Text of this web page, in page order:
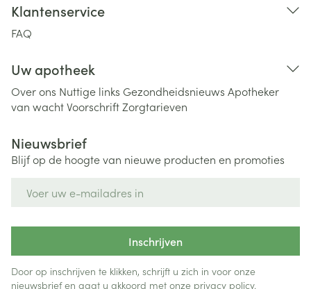
Klantenservice
FAQ
Uw apotheek
Over ons Nuttige links Gezondheidsnieuws Apotheker
van wachtVoorschriftZorgtarieven
Nieuwsbrief
Blijf op de hoogte van nieuwe producten en promoties
Inschrijven
Door op inschrijven te klikken, schrijft u zich in voor onze
nieuwsbrief en gaat u akkoord met onze privacy policy.